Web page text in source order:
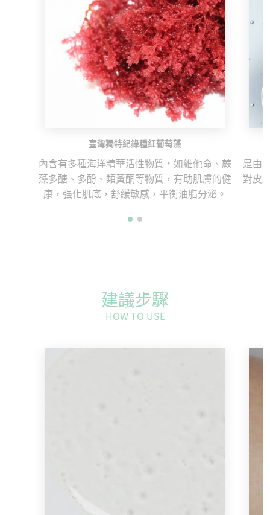
臺灣獨特紀錄種紅葡萄藻
內含有多種海洋精華活性物質，如維他命、蕨
藻多醣、多酚、類黃酮等物質，有助肌膚的健
康，强化肌底，舒緩敏感，平衡油脂分泌。
是由
對皮
建議步驟
HOW TO USE